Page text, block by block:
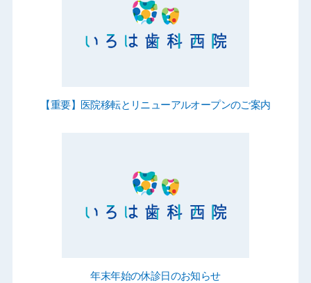
【重要】医院移転とリニューアルオープンのご案内
年末年始の休診日のお知らせ